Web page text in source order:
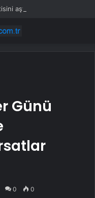
aştı
Günü
0 0